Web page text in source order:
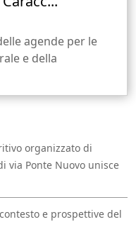
agende per le
e della
organizzato di
via Ponte Nuovo unisce
e prospettive del